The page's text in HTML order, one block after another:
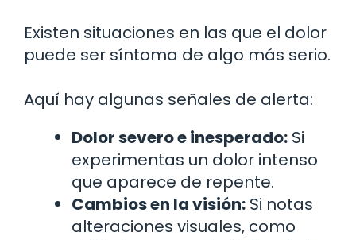
Existen situaciones en las que el dolor
puede ser síntoma de algo más serio.
Aquí hay algunas señales de alerta:
Dolor severo e inesperado: Si
experimentas un dolor intenso
que aparece de repente.
Cambios en la visión: Si notas
alteraciones visuales, como